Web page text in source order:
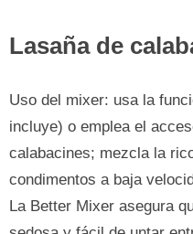
Lasaña de
Uso del mixer: usa la
incluye) o emplea el
calabacines; mezcla la
condimentos a baja
La Better Mixer asegura